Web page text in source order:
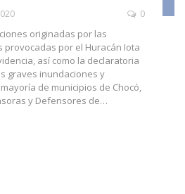
0
originadas por las
provocadas por el Huracán Iota
así como la declaratoria
graves inundaciones y
de municipios de Chocó,
y Defensores de…